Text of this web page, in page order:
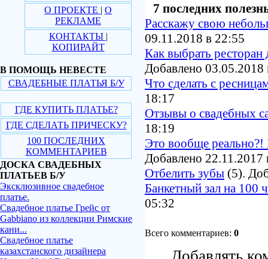
О ПРОЕКТЕ | О
РЕКЛАМЕ
КОНТАКТЫ |
КОПИРАЙТ
В ПОМОЩЬ НЕВЕСТЕ
СВАДЕБНЫЕ ПЛАТЬЯ Б/У
ГДЕ КУПИТЬ ПЛАТЬЕ?
ГДЕ СДЕЛАТЬ ПРИЧЕСКУ?
100 ПОСЛЕДНИХ
КОММЕНТАРИЕВ
ДОСКА СВАДЕБНЫХ
ПЛАТЬЕВ Б/У
Эксклюзивное свадебное
платье.
Свадебное платье Грейс от
Gabbiano из коллекции Римские
кани...
Свадебное платье
казахстанского дизайнера
7 последних
Расскажу свою
09.11.2018 в 22:55
Как выбрать
Добавлено 03.05.2018
Что сделать с
18:17
Отзывы о свадебных
18:19
Это вообще реально?!
Добавлено 22.11.2017
Отбелить зубы (5).
Банкетный зал на 100
05:32
Всего комментариев: 0